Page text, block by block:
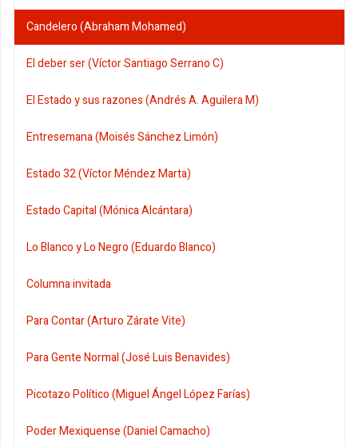
Candelero (Abraham Mohamed)
El deber ser (Víctor Santiago Serrano C)
El Estado y sus razones (Andrés A. Aguilera M)
Entresemana (Moisés Sánchez Limón)
Estado 32 (Víctor Méndez Marta)
Estado Capital (Mónica Alcántara)
Lo Blanco y Lo Negro (Eduardo Blanco)
Columna invitada
Para Contar (Arturo Zárate Vite)
Para Gente Normal (José Luis Benavides)
Picotazo Político (Miguel Ángel López Farías)
Poder Mexiquense (Daniel Camacho)